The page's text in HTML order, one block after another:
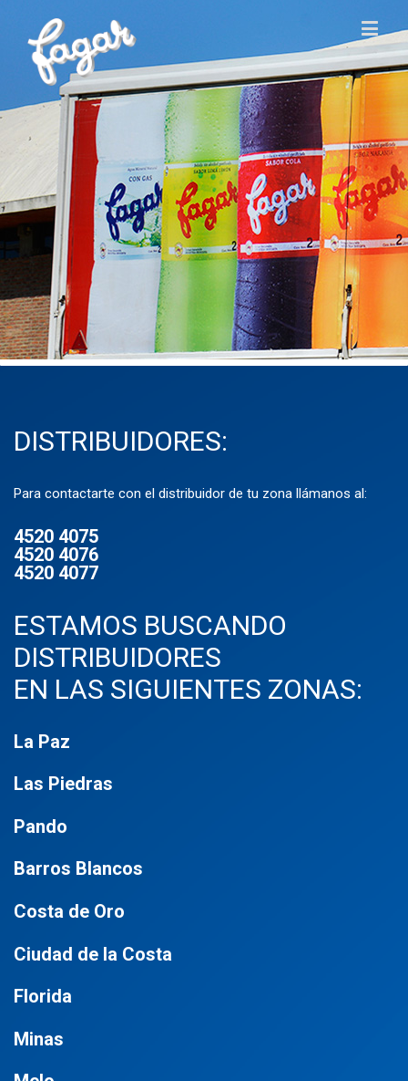
DISTRIBUIDORES:
Para contactarte con el distribuidor de tu zona llámanos al:
4520 4075
4520 4076
4520 4077
ESTAMOS BUSCANDO
DISTRIBUIDORES
EN LAS SIGUIENTES ZONAS:
La Paz
Las Piedras
Pando
Barros Blancos
Costa de Oro
Ciudad de la Costa
Florida
Minas